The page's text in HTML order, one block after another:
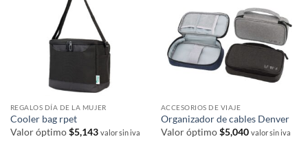
producto
página
de
REGALOS DÍA DE LA MUJER
Cooler bag rpet
Valor óptimo$5,143 valor sin iva
ACCESORIOS DE VIAJE
Organizador de cables Denver
Valor óptimo$5,040 valor sin iva